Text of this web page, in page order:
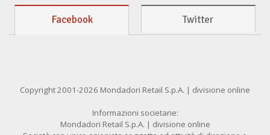
Facebook Twitter
Copyright 2001-2026 Mondadori Retail S.p.A. | divisione online
Informazioni societarie:
Mondadori Retail S.p.A. | divisione online